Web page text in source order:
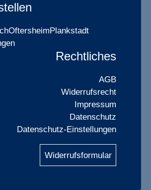
OftersheimPlankstadt
Rechtliches
AGB
Widerrufsrecht
Impressum
Datenschutz
Datenschutz-Einstellungen
Widerrufsformular